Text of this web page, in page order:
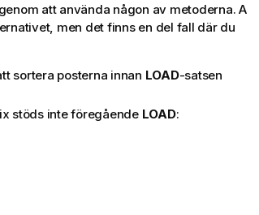
att använda någon av metoderna. A
men det finns en del fall där du
sortera posterna innan LOAD-satsen
stöds inte föregående LOAD: